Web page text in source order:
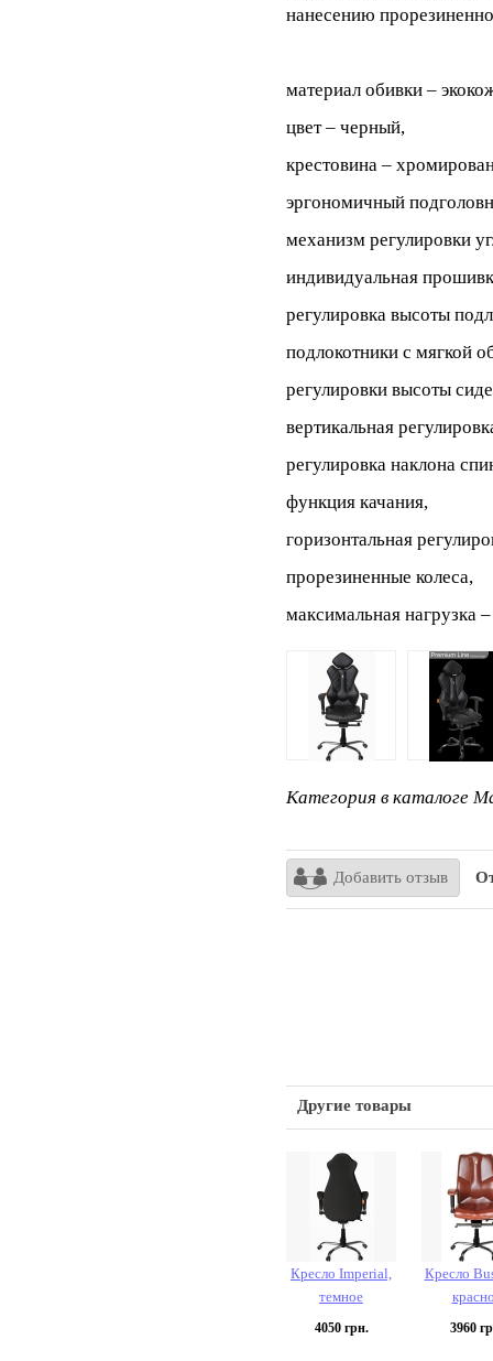
нанесению
материал обивки –
цвет – черный,
крестовина –
эргономичный
механизм регулировки
индивидуальная
регулировка высоты
подлокотники с мягкой
регулировки высоты
вертикальная
регулировка наклона
функция качания,
горизонтальная
прорезиненные колеса,
максимальная нагрузка –
Категория в каталоге
Добавить отзыв
Другие товары
Кресло Imperial,
темное
4050грн.
Кресло
3960